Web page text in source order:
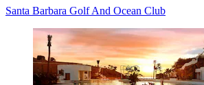
Santa Barbara Golf And Ocean Club